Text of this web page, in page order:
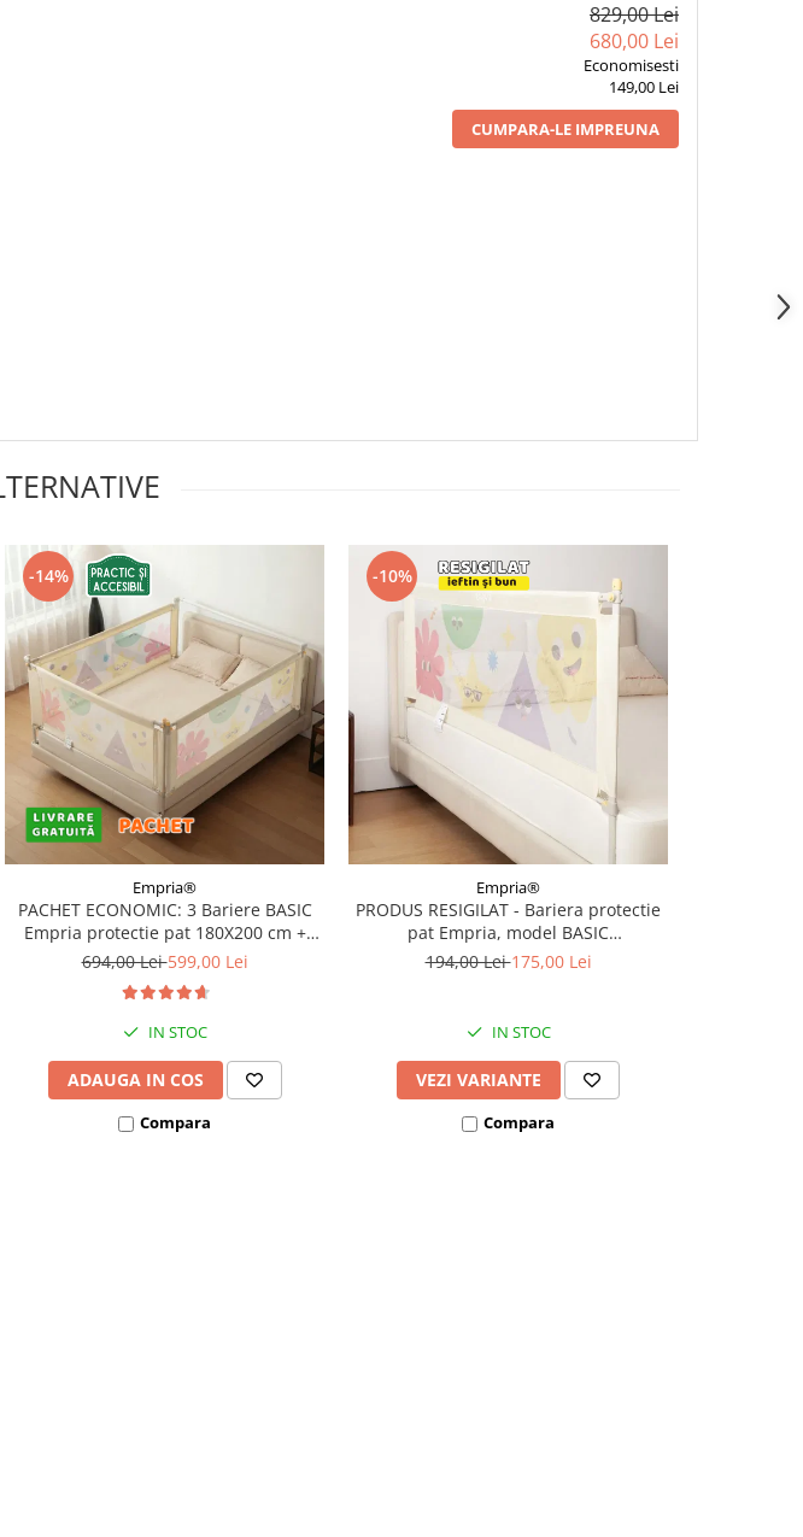
829,00 Lei
680,00 Lei
Economisesti
149,00 Lei
CUMPARA-LE IMPREUNA
-14%
Empria®
PACHET ECONOMIC: 3 Bariere BASIC
Empria protectie pat 180X200 cm +
bara stabilizatoare
694,00 Lei599,00 Lei
IN STOC
ADAUGA IN COS
Compara
-10%
Empria®
PRODUS RESIGILAT - Bariera protectie
pat Empria, model BASIC
interconectabil, reglabil si culisant,
194,00 Lei175,00 Lei
IN STOC
VEZI VARIANTE
Compara